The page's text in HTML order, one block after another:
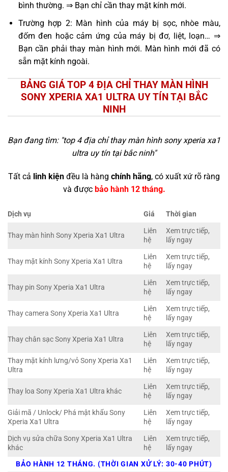
bình thường. ⇒ Bạn chỉ cần thay mặt kính mới.
Trường hợp 2: Màn hình của máy bị sọc, nhòe màu,
đốm đen hoặc cảm ứng của máy bị đơ, liệt, loạn… ⇒
Bạn cần phải thay màn hình mới. Màn hình mới đã có
sẵn mặt kính ngoài.
BẢNG GIÁ TOP 4 ĐỊA CHỈ THAY MÀN HÌNH
SONY XPERIA XA1 ULTRA UY TÍN TẠI BẮC
NINH
Bạn đang tìm: "top 4 địa chỉ thay màn hình sony xperia xa1
ultra uy tín tại bắc ninh"
Tất cả linh kiện đều là hàng chính hãng, có xuất xứ rõ ràng
và được bảo hành 12 tháng.
Dịch vụ Giá Thời gian
Thay màn hình Sony Xperia Xa1 Ultra
Liên
hệ
Xem trực tiếp,
lấy ngay
Thay mặt kính Sony Xperia Xa1 Ultra
Liên
hệ
Xem trực tiếp,
lấy ngay
Thay pin Sony Xperia Xa1 Ultra
Liên
hệ
Xem trực tiếp,
lấy ngay
Thay camera Sony Xperia Xa1 Ultra
Liên
hệ
Xem trực tiếp,
lấy ngay
Thay chân sạc Sony Xperia Xa1 Ultra
Liên
hệ
Xem trực tiếp,
lấy ngay
Thay mặt kính lưng/vỏ Sony Xperia Xa1
Ultra
Liên
hệ
Xem trực tiếp,
lấy ngay
Thay loa Sony Xperia Xa1 Ultra khác
Liên
hệ
Xem trực tiếp,
lấy ngay
Giải mã / Unlock/ Phá mật khẩu Sony
Xperia Xa1 Ultra
Liên
hệ
Xem trực tiếp,
lấy ngay
Dịch vụ sửa chữa Sony Xperia Xa1 Ultra
khác
Liên
hệ
Xem trực tiếp,
lấy ngay
BẢO HÀNH 12 THÁNG. (THỜI GIAN XỬ LÝ: 30-40 PHÚT)